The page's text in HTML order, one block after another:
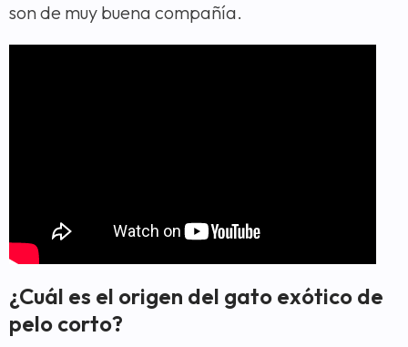
son de muy buena compañía.
¿Cuál es el origen del gato exótico de
pelo corto?